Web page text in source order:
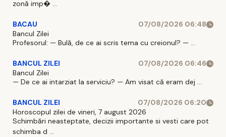
zonă imp� ...
BACAU
07/08/2026 06:48
Bancul Zilei
Profesorul: — Bulă, de ce ai scris tema cu creionul? — ...
BANCUL ZILEI
07/08/2026 06:46
Bancul Zilei
— De ce ai intarziat la serviciu? — Am visat că eram dej ...
BANCUL ZILEI
07/08/2026 06:20
Horoscopul zilei de vineri, 7 august 2026
Schimbări neasteptate, decizii importante si vesti care pot
schimba d ...